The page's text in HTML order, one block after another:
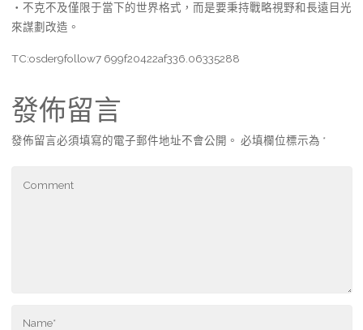
・不克不及僅限于當下的世界格式，而是要秉持戰略視野和長遠目光
來謀劃改造。
TC:osder9follow7 699f20422af336.06335288
發佈留言
發佈留言必須填寫的電子郵件地址不會公開。 必填欄位標示為 *